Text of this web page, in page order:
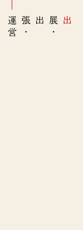
出展
・
出張
・
運
営